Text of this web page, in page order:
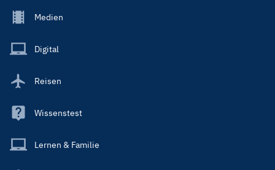
Footer
Main
Medien
Digital
Reisen
Wissenstest
Lernen & Familie